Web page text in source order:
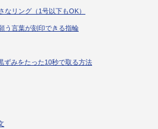
なリング（1号以下もOK）
う言葉が刻印できる指輪
ずみをたった10秒で取る方法